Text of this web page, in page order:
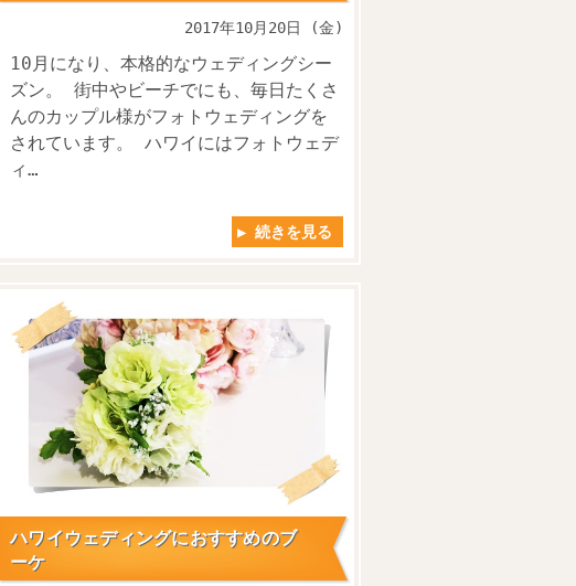
2017年10月20日 (金)
10月になり、本格的なウェディングシー
ズン。 街中やビーチでにも、毎日たくさ
んのカップル様がフォトウェディングを
されています。 ハワイにはフォトウェデ
ィ…
▶ 続きを見る
ハワイウェディングにおすすめのブ
ーケ